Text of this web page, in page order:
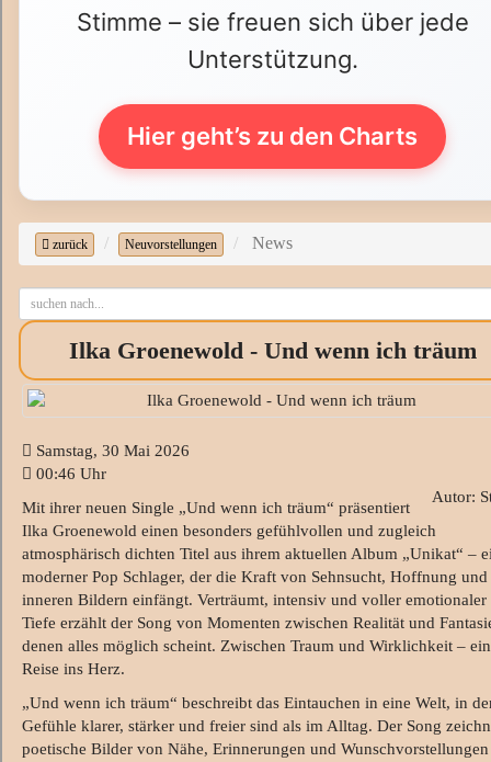
Stimme – sie freuen sich über jede
Unterstützung.
Hier geht’s zu den Charts
zurück Neuvorstellungen News
Ilka Groenewold - Und wenn ich träum
Samstag, 30 Mai 2026
00:46 Uhr
Autor:
Mit ihrer neuen Single „Und wenn ich träum“ präsentiert
Ilka Groenewold einen besonders gefühlvollen und zugleich
atmosphärisch dichten Titel aus ihrem aktuellen Album „Unikat“ –
moderner Pop Schlager, der die Kraft von Sehnsucht, Hoffnung und
inneren Bildern einfängt. Verträumt, intensiv und voller emotionaler
Tiefe erzählt der Song von Momenten zwischen Realität und
denen alles möglich scheint. Zwischen Traum und Wirklichkeit –
Reise ins Herz.
„Und wenn ich träum“ beschreibt das Eintauchen in eine Welt, in
Gefühle klarer, stärker und freier sind als im Alltag. Der Song
poetische Bilder von Nähe, Erinnerungen und